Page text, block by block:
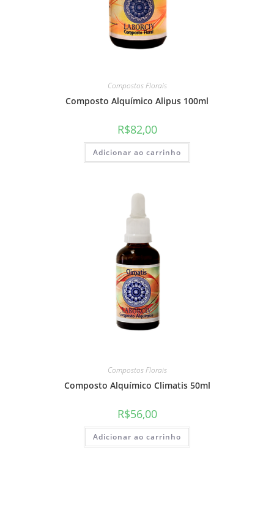
Compostos Florais
Composto Alquímico Alipus 100ml
R$82,00
Adicionar ao carrinho
Compostos Florais
Composto Alquímico Climatis 50ml
R$56,00
Adicionar ao carrinho